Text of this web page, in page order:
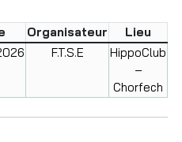
Organisateur
Lieu
F.T.S.E
HippoClub
–
Chorfech